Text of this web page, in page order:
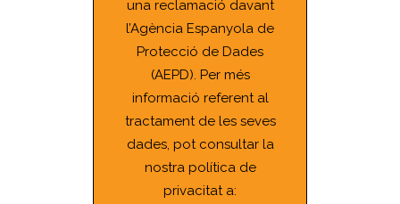
una reclamació davant
l’Agència Espanyola de
Protecció de Dades
(AEPD). Per més
informació referent al
tractament de les seves
dades, pot consultar la
nostra política de
privacitat a: